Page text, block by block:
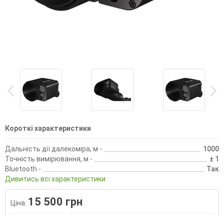
Короткі характеристики
Дальність дії далекоміра, м -
1000
Точність вимірювання, м -
± 1
Bluetooth -
Так
Дивитись всі характеристики
Ціна: 15 500 грн